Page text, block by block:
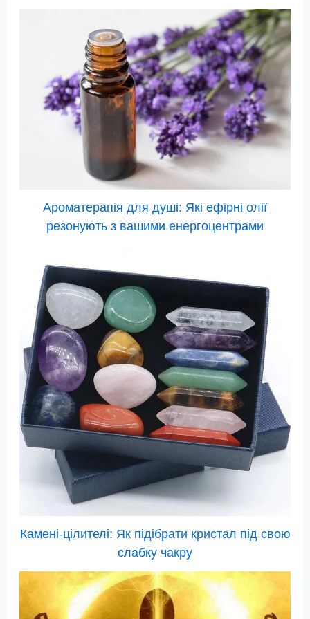
Ароматерапія для душі: Які ефірні олії
резонують з вашими енергоцентрами
Камені-цілителі: Як підібрати кристал під свою
слабку чакру